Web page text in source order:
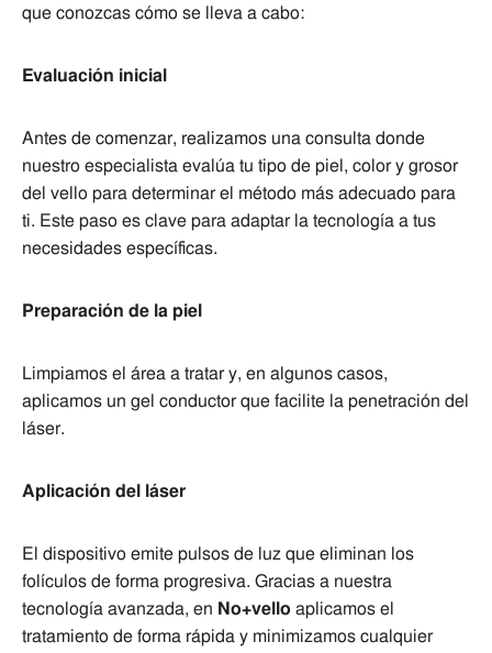
que conozcas cómo se lleva a cabo:
Evaluación inicial
Antes de comenzar, realizamos una consulta donde
nuestro especialista evalúa tu tipo de piel, color y grosor
del vello para determinar el método más adecuado para
ti. Este paso es clave para adaptar la tecnología a tus
necesidades específicas.
Preparación de la piel
Limpiamos el área a tratar y, en algunos casos,
aplicamos un gel conductor que facilite la penetración del
láser.
Aplicación del láser
El dispositivo emite pulsos de luz que eliminan los
folículos de forma progresiva. Gracias a nuestra
tecnología avanzada, en No+vello aplicamos el
tratamiento de forma rápida y minimizamos cualquier